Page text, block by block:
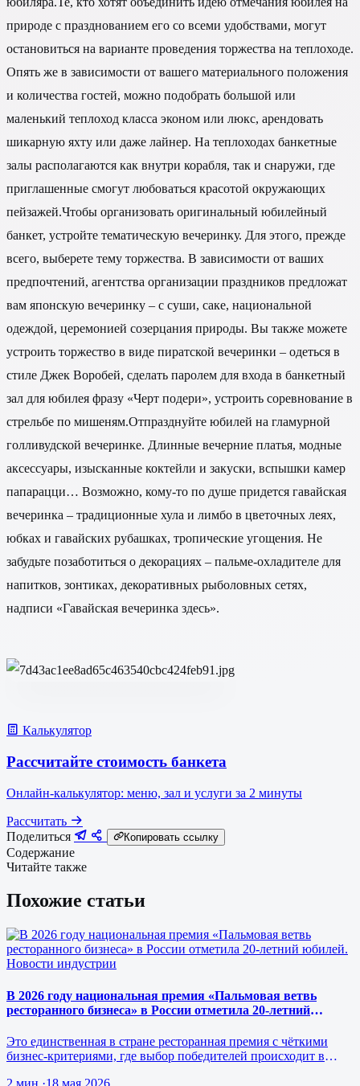
природе с празднованием его со всеми удобствами, могут
остановиться на варианте проведения торжества на теплоходе.
Опять же в зависимости от вашего материального положения
и количества гостей, можно подобрать большой или
маленький теплоход класса эконом или люкс, арендовать
шикарную яхту или даже лайнер. На теплоходах банкетные
залы располагаются как внутри корабля, так и снаружи, где
приглашенные смогут любоваться красотой окружающих
пейзажей.Чтобы организовать оригинальный юбилейный
банкет, устройте тематическую вечеринку. Для этого, прежде
всего, выберете тему торжества. В зависимости от ваших
предпочтений, агентства организации праздников предложат
вам японскую вечеринку – с суши, саке, национальной
одеждой, церемонией созерцания природы. Вы также можете
устроить торжество в виде пиратской вечеринки – одеться в
стиле Джек Воробей, сделать паролем для входа в банкетный
зал для юбилея фразу «Черт подери», устроить соревнование в
стрельбе по мишеням.Отпразднуйте юбилей на гламурной
голливудской вечеринке. Длинные вечерние платья, модные
аксессуары, изысканные коктейли и закуски, вспышки камер
папарацци… Возможно, кому-то по душе придется гавайская
вечеринка – традиционные хула и лимбо в цветочных леях,
юбках и гавайских рубашках, тропические угощения. Не
забудьте позаботиться о декорациях – пальме-охладителе для
напитков, зонтиках, декоративных рыболовных сетях,
надписи «Гавайская вечеринка здесь».
Калькулятор
Рассчитайте стоимость банкета
Онлайн-калькулятор: меню, зал и услуги за 2 минуты
Рассчитать
Поделиться
Копировать ссылку
Содержание
Читайте также
Похожие статьи
Новости индустрии
В 2026 году национальная премия «Пальмовая ветвь
ресторанного бизнеса» в России отметила 20-летний
Это единственная в стране ресторанная премия с чёткими
бизнес-критериями, где выбор победителей происходит в
2 мин ·18 мая 2026